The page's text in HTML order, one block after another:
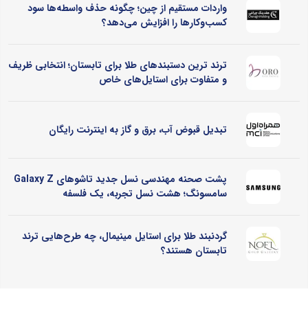
واردات مستقیم از چین؛ چگونه حذف واسطه‌ها سود
کسب‌وکارها را افزایش می‌دهد؟
ترند ترین دستبندهای طلا برای تابستان؛ انتخابی ظریف
و متفاوت برای استایل‌های خاص
تبدیل قبوض آب، برق و گاز به اینترنت رایگان
پشت صحنه مهندسی نسل جدید تاشوهای Galaxy Z
سامسونگ؛ هشت نسل تجربه، یک فلسفه
گردنبند طلا برای استایل مینیمال، چه طرح‌هایی ترند
تابستان هستند؟